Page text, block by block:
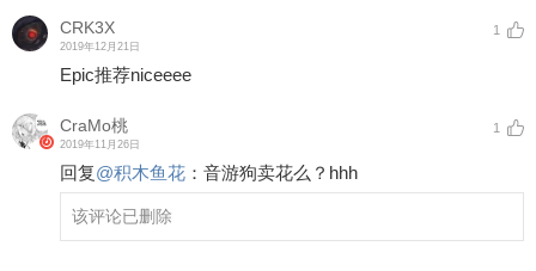
CRK3X
2019年12月21日
1
Epic推荐niceeee
CraMo桃
2019年11月26日
1
回复@积木鱼花 ： 音游狗卖花么？hhh
该评论已删除